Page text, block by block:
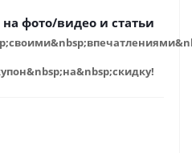
фото/видео и статьи